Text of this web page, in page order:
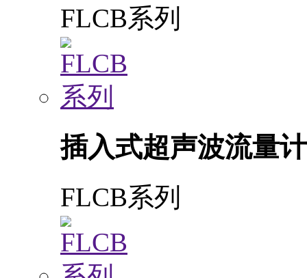
FLCB系列
插入式超声波流量计
FLCB系列